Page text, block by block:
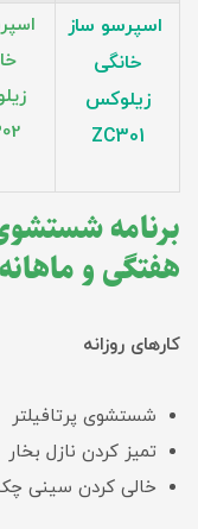
اسپرسو ساز
خانگی
زیلوکس
ZC301
برنامه
هفتگی و ماهانه
کارهای روزانه
شستشوی پرتافیلتر
تمیز کردن نازل بخار
خالی کردن سینی